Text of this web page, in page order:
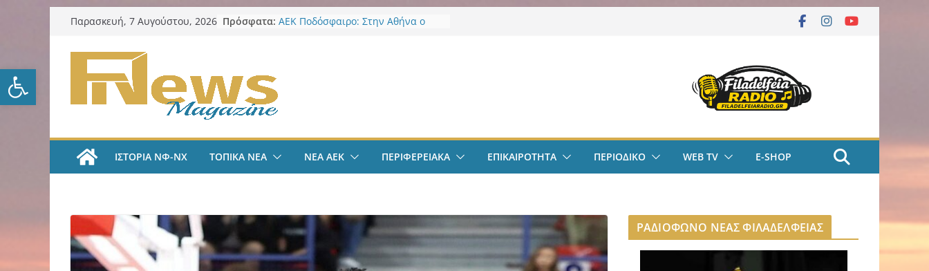
Ανοίξτε τη γραμμή εργαλείων
Μετάβαση
περιεχόμενο
Παρασκευή, 7 Αυγούστου, 2026 Πρόσφατα: ΑΕΚ Ποδόσφαιρο: Στην Αθήνα ο
ψηφιακά εργαλεία στην Ευρώπη
για τη διαφάνεια και τη
με Άννα Γκόμες Ρεσέντε
ΑΕΚ Χάντμπολ Γυναικών:
Ανακοίνωσε την Νικολίνα Ανδρέου,
18χρονη Κύπρια εξτρέμ
ΙΣΤΟΡΙΑ ΝΦ-ΝΧ ΤΟΠΙΚΑ ΝΕΑ ΝΕΑ ΑΕΚ ΠΕΡΙΦΕΡΕΙΑΚΑ ΕΠΙΚΑΙΡΟΤΗΤΑ ΠΕΡΙΟΔΙΚΟ WEB TV E-SHOP
ΡΑΔΙΟΦΩΝΟ ΝΕΑΣ ΦΙΛΑΔΕΛΦΕΙΑΣ